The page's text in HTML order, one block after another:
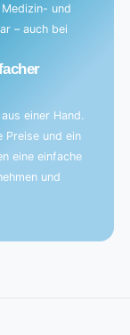
und
– auch bei
einer Hand.
Preise und ein
eine einfache
und